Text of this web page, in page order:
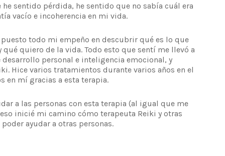
sentido pérdida, he sentido que no sabía cuál era
vacío e incoherencia en mi vida.
todo mi empeño en descubrir qué es lo que
qué quiero de la vida. Todo esto que sentí me llevó a
personal e inteligencia emocional, y
Hice varios tratamientos durante varios años en el
en mí gracias a esta terapia.
a las personas con esta terapia (al igual que me
inicié mi camino cómo terapeuta Reiki y otras
ayudar a otras personas.